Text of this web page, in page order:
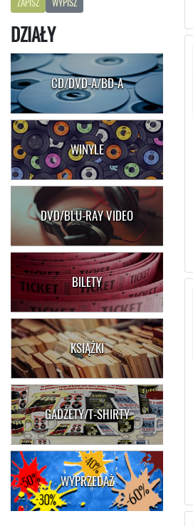
ZAPISZ WYPISZ
DZIAŁY
CD/DVD-A/BD-A
WINYLE
DVD/BLU-RAY VIDEO
BILETY
KSIĄŻKI
GADŻETY/T-SHIRTY
WYPRZEDAŻ